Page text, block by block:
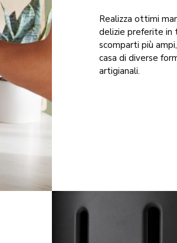
Realizza ottimi
delizie preferite
scomparti più
casa di diverse
artigianali.